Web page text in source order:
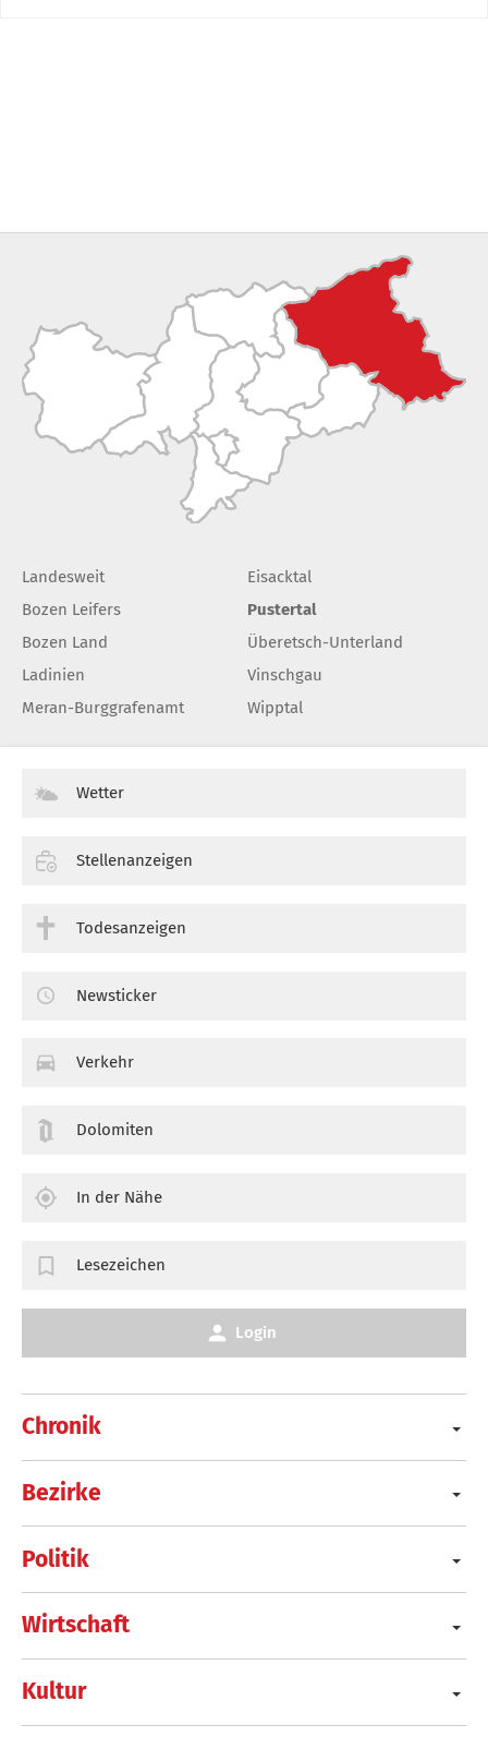
Landesweit
Bozen Leifers
Bozen Land
Ladinien
Meran-Burggrafenamt
Eisacktal
Pustertal
Überetsch-Unterland
Vinschgau
Wipptal
Chronik
Bezirke
Politik
Wirtschaft
Kultur
Wetter
Stellenanzeigen
Todesanzeigen
Newsticker
Verkehr
Dolomiten
In der Nähe
Lesezeichen
Login